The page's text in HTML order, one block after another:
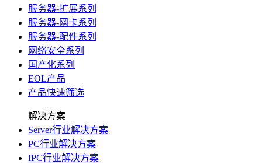
服务器-扩展系列
服务器-网卡系列
服务器-配件系列
网络安全系列
国产化系列
EOL产品
产品快速筛选
解决方案
Server行业解决方案
PC行业解决方案
IPC行业解决方案